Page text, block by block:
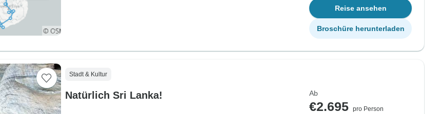
Reise ansehen
Broschüre herunterladen
Stadt & Kultur
Natürlich Sri Lanka! Ab
€2.695 pro Person